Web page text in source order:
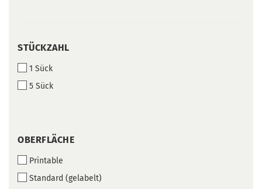
STÜCKZAHL
STÜCKZAHL
1 Sück
5 Sück
OBERFLÄCHE
OBERFLÄCHE
Printable
Standard (gelabelt)